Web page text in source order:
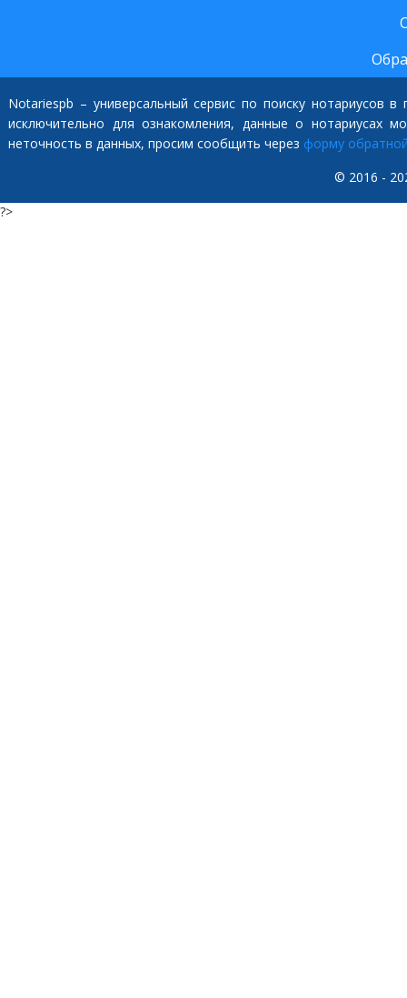
Notariespb – универсальный сервис по поиску нотариусов
исключительно для ознакомления, данные о нотариусах
неточность в данных, просим сообщить через форму
© 2016 -
?>